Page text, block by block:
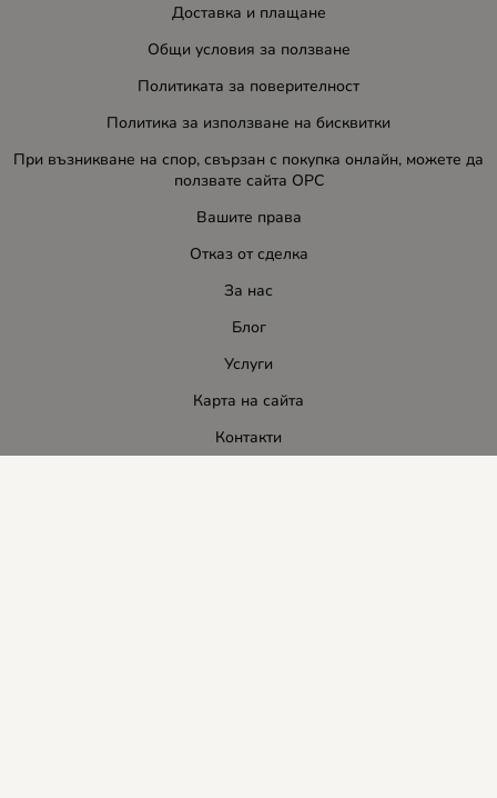
Доставка и плащане
Общи условия за ползване
Политиката за поверителност
Политика за използване на бисквитки
При възникване на спор, свързан с покупка онлайн, можете да
ползвате сайта ОРС
Вашите права
Отказ от сделка
За нас
Блог
Услуги
Карта на сайта
Контакти